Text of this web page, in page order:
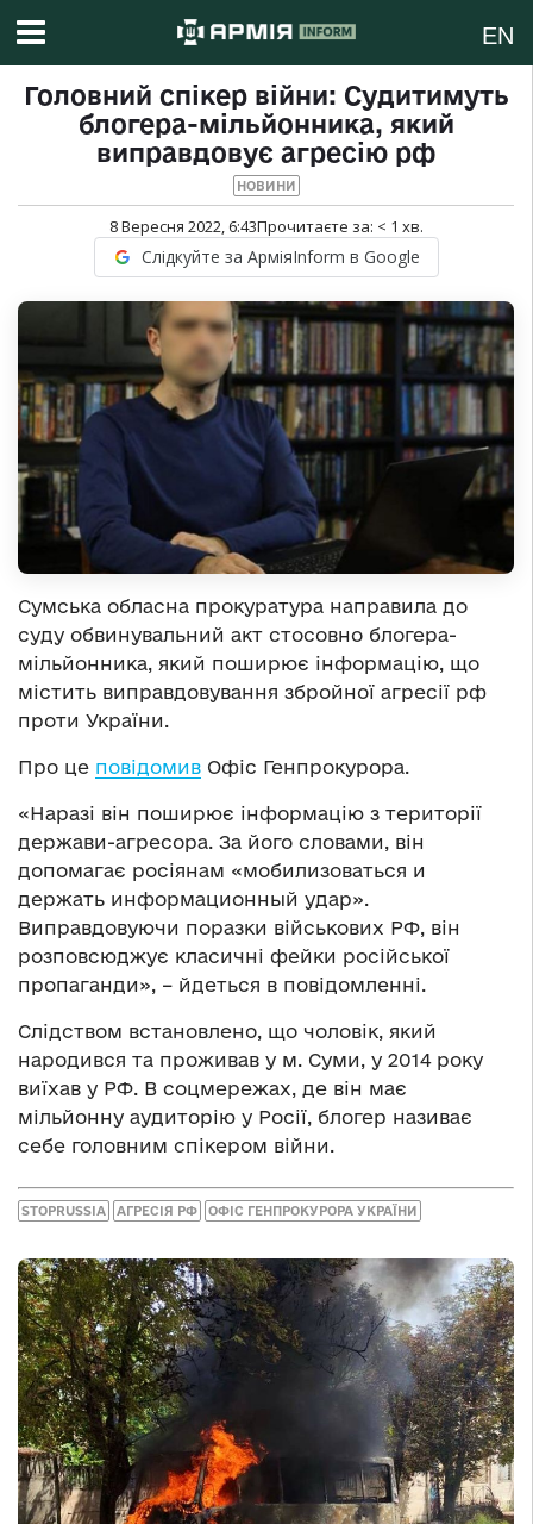
EN
Головний спікер війни: Судитимуть
блогера-мільйонника, який
виправдовує агресію рф
НОВИНИ
8 Вересня 2022, 6:43Прочитаєте за: < 1 хв.
Слідкуйте за АрміяInform в Google
Сумська обласна прокуратура направила до
суду обвинувальний акт стосовно блогера-
мільйонника, який поширює інформацію, що
містить виправдовування збройної агресії рф
проти України.
Про це повідомив Офіс Генпрокурора.
«Наразі він поширює інформацію з території
держави-агресора. За його словами, він
допомагає росіянам «мобилизоваться и
держать информационный удар».
Виправдовуючи поразки військових РФ, він
розповсюджує класичні фейки російської
пропаганди», – йдеться в повідомленні.
Слідством встановлено, що чоловік, який
народився та проживав у м. Суми, у 2014 року
виїхав у РФ. В соцмережах, де він має
мільйонну аудиторію у Росії, блогер називає
себе головним спікером війни.
STOPRUSSIA АГРЕСІЯ РФ ОФІС ГЕНПРОКУРОРА УКРАЇНИ